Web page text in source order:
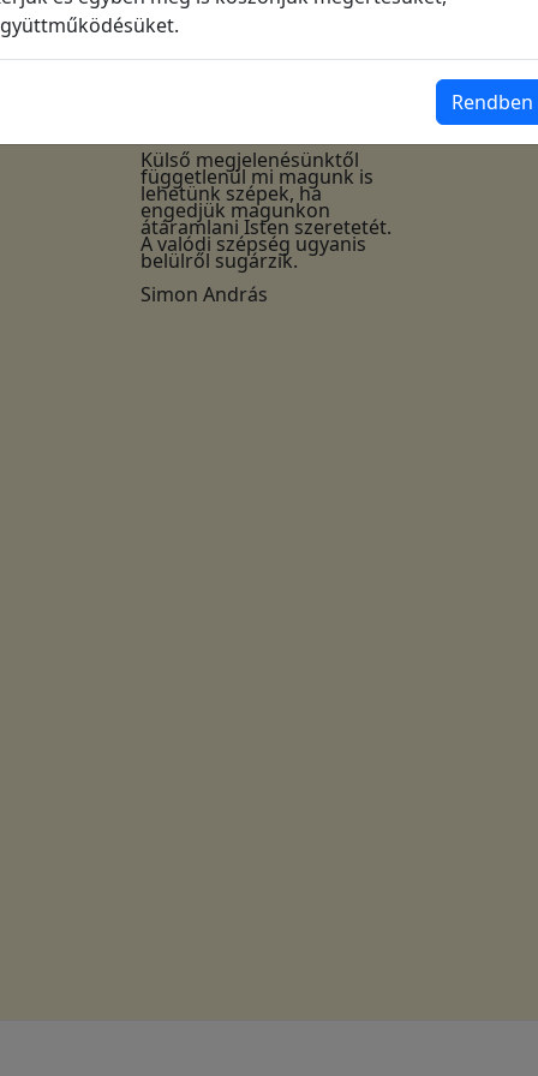
minőségben kerülnek postázásra.
Az olvasást megkönnyítendő, az
szövegét:
Külső megjelenésünktől
függetlenül mi magunk is
lehetünk szépek, ha
engedjük magunkon
átáramlani Isten szeretetét.
A valódi szépség ugyanis
belülről sugárzik.
Simon András
Rendben